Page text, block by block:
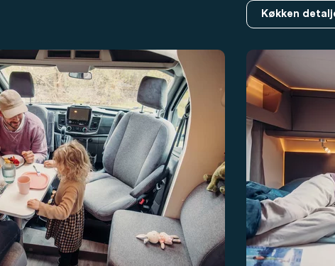
Køkken